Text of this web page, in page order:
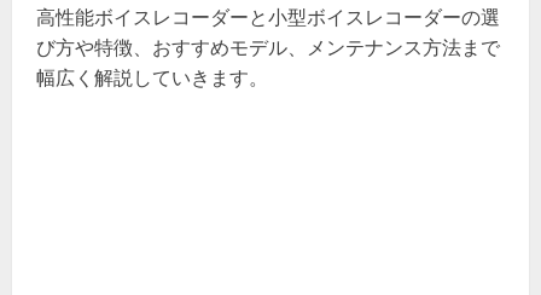
高性能ボイスレコーダーと小型ボイスレコーダーの選
び方や特徴、おすすめモデル、メンテナンス方法まで
幅広く解説していきます。